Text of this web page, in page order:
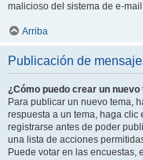
malicioso del sistema de e-
Arriba
Publicación de
¿Cómo puedo crear un
Para publicar un nuevo tema,
respuesta a un tema, haga clic
registrarse antes de poder
una lista de acciones
Puede votar en las encuestas,